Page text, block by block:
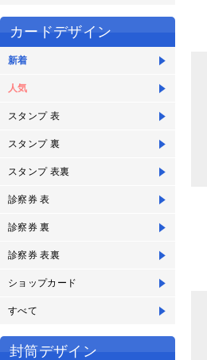
カードデザイン
新着
人気
スタンプ 表
スタンプ 裏
スタンプ 表裏
診察券 表
診察券 裏
診察券 表裏
ショップカード
すべて
封筒デザイン